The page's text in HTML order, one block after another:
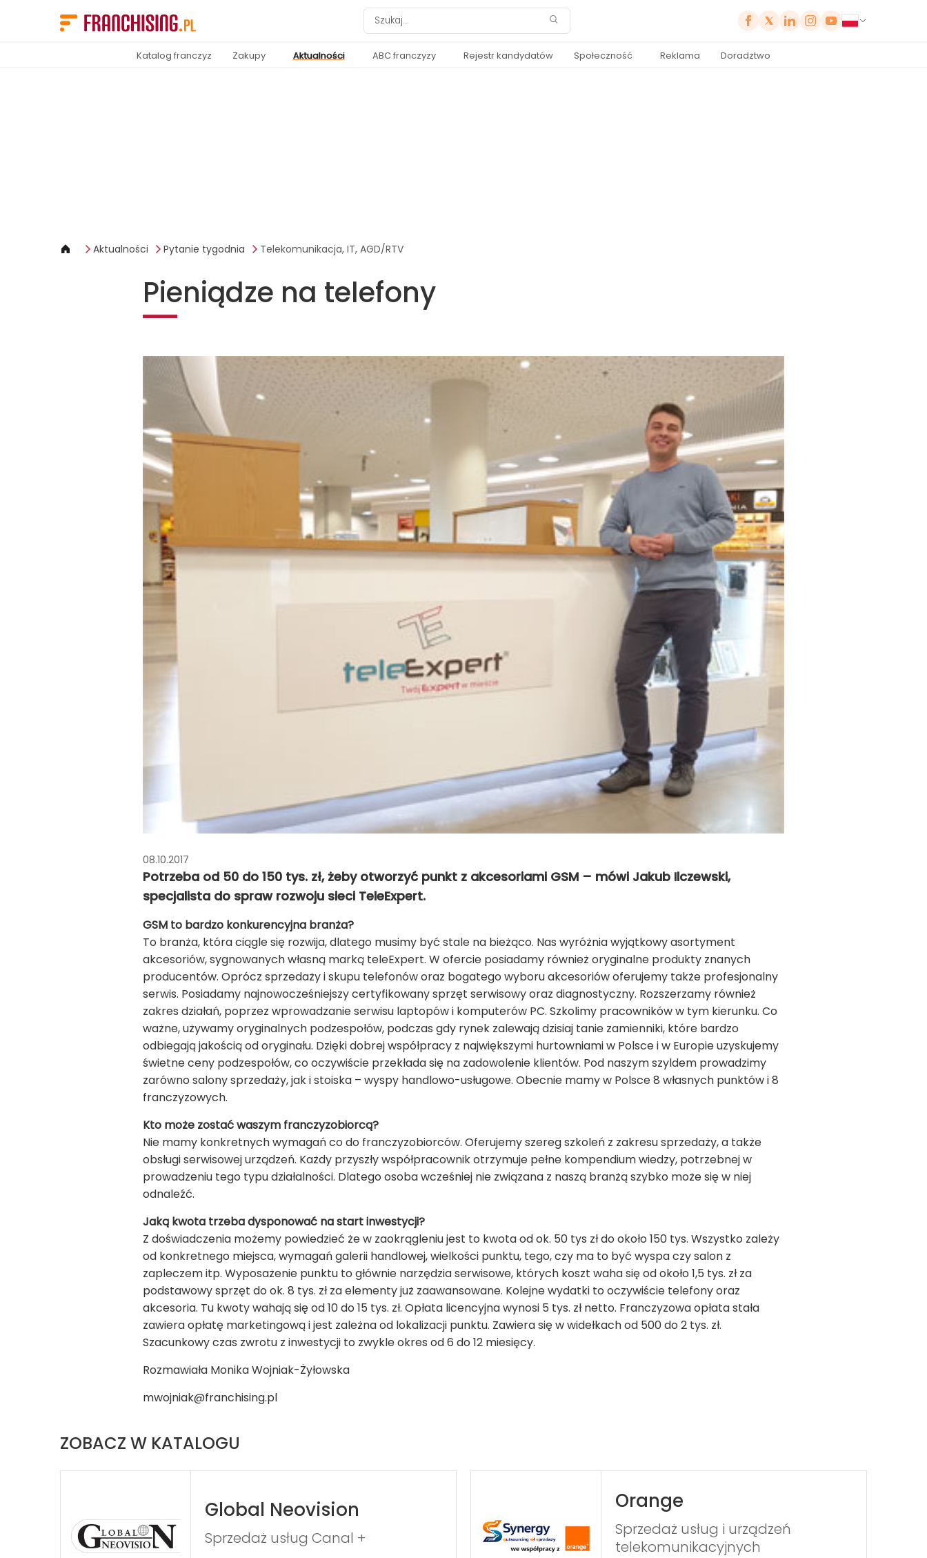
Katalog franczyz Zakupy Aktualności ABC franczyzy Rejestr kandydatów Społeczność Reklama Doradztwo
Aktualności Pytanie tygodnia Telekomunikacja, IT, AGD/RTV
Pieniądze na telefony
08.10.2017
Potrzeba od 50 do 150 tys. zł, żeby otworzyć punkt z akcesoriami GSM – mówi Jakub Ilczewski,
specjalista do spraw rozwoju sieci TeleExpert.
GSM to bardzo konkurencyjna branża?
To branża, która ciągle się rozwija, dlatego musimy być stale na bieżąco. Nas wyróżnia wyjątkowy asortyment
akcesoriów, sygnowanych własną marką teleExpert. W ofercie posiadamy również oryginalne produkty znanych
producentów. Oprócz sprzedaży i skupu telefonów oraz bogatego wyboru akcesoriów oferujemy także profesjonalny
serwis. Posiadamy najnowocześniejszy certyfikowany sprzęt serwisowy oraz diagnostyczny. Rozszerzamy również
zakres działań, poprzez wprowadzanie serwisu laptopów i komputerów PC. Szkolimy pracowników w tym kierunku. Co
ważne, używamy oryginalnych podzespołów, podczas gdy rynek zalewają dzisiaj tanie zamienniki, które bardzo
odbiegają jakością od oryginału. Dzięki dobrej współpracy z największymi hurtowniami w Polsce i w Europie uzyskujemy
świetne ceny podzespołów, co oczywiście przekłada się na zadowolenie klientów. Pod naszym szyldem prowadzimy
zarówno salony sprzedaży, jak i stoiska – wyspy handlowo-usługowe. Obecnie mamy w Polsce 8 własnych punktów i 8
franczyzowych.
Kto może zostać waszym franczyzobiorcą?
Nie mamy konkretnych wymagań co do franczyzobiorców. Oferujemy szereg szkoleń z zakresu sprzedaży, a także
obsługi serwisowej urządzeń. Każdy przyszły współpracownik otrzymuje pełne kompendium wiedzy, potrzebnej w
prowadzeniu tego typu działalności. Dlatego osoba wcześniej nie związana z naszą branżą szybko może się w niej
odnaleźć.
Jaką kwota trzeba dysponować na start inwestycji?
Z doświadczenia możemy powiedzieć że w zaokrągleniu jest to kwota od ok. 50 tys zł do około 150 tys. Wszystko zależy
od konkretnego miejsca, wymagań galerii handlowej, wielkości punktu, tego, czy ma to być wyspa czy salon z
zapleczem itp. Wyposażenie punktu to głównie narzędzia serwisowe, których koszt waha się od około 1,5 tys. zł za
podstawowy sprzęt do ok. 8 tys. zł za elementy już zaawansowane. Kolejne wydatki to oczywiście telefony oraz
akcesoria. Tu kwoty wahają się od 10 do 15 tys. zł. Opłata licencyjna wynosi 5 tys. zł netto. Franczyzowa opłata stała
zawiera opłatę marketingową i jest zależna od lokalizacji punktu. Zawiera się w widełkach od 500 do 2 tys. zł.
Szacunkowy czas zwrotu z inwestycji to zwykle okres od 6 do 12 miesięcy.
Rozmawiała Monika Wojniak-Żyłowska
mwojniak@franchising.pl
ZOBACZ W KATALOGU
Global Neovision
Sprzedaż usług Canal +
Orange
Sprzedaż usług i urządzeń
telekomunikacyjnych